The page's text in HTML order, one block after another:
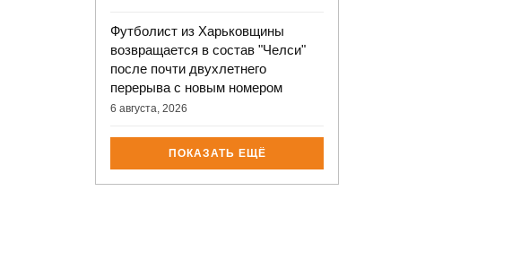
Футболист из Харьковщины
возвращается в состав "Челси"
после почти двухлетнего
перерыва с новым номером
6 августа, 2026
ПОКАЗАТЬ ЕЩЁ